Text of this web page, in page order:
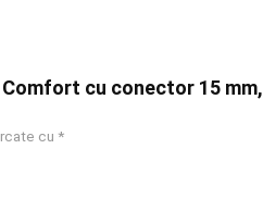
cu conector 15
cu *